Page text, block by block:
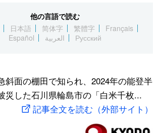
Русский
他の言語で読む
日本語 简体字 繁體字
Français
Español
العربية Русский
斜面の棚田で知られ、2024年の能登半
災した石川県輪島市の「白米千枚...
記事全文を読む（外部サイト）